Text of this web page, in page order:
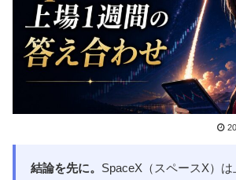
結論を先に。 SpaceX（スペースX）